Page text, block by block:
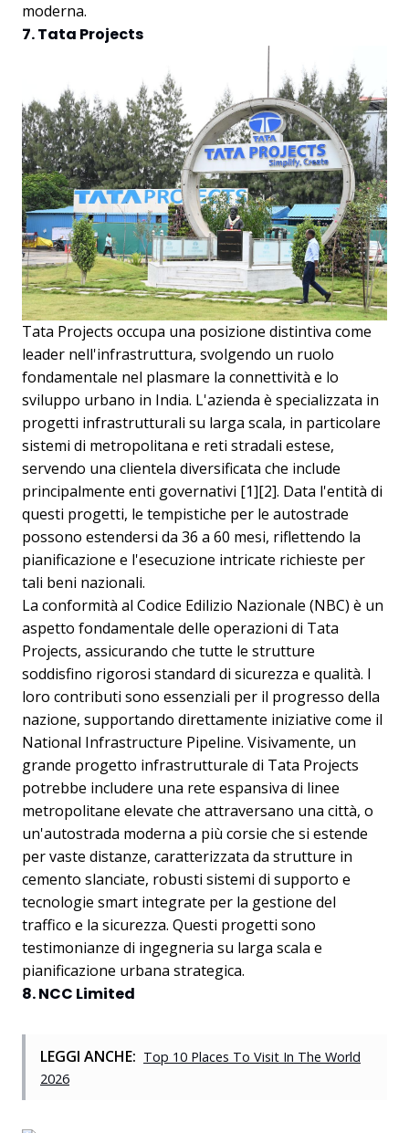
moderna.
7. Tata Projects
Tata Projects occupa una posizione distintiva come
leader nell'infrastruttura, svolgendo un ruolo
fondamentale nel plasmare la connettività e lo
sviluppo urbano in India. L'azienda è specializzata in
progetti infrastrutturali su larga scala, in particolare
sistemi di metropolitana e reti stradali estese,
servendo una clientela diversificata che include
principalmente enti governativi [1][2]. Data l'entità di
questi progetti, le tempistiche per le autostrade
possono estendersi da 36 a 60 mesi, riflettendo la
pianificazione e l'esecuzione intricate richieste per
tali beni nazionali.
La conformità al Codice Edilizio Nazionale (NBC) è un
aspetto fondamentale delle operazioni di Tata
Projects, assicurando che tutte le strutture
soddisfino rigorosi standard di sicurezza e qualità. I
loro contributi sono essenziali per il progresso della
nazione, supportando direttamente iniziative come il
National Infrastructure Pipeline. Visivamente, un
grande progetto infrastrutturale di Tata Projects
potrebbe includere una rete espansiva di linee
metropolitane elevate che attraversano una città, o
un'autostrada moderna a più corsie che si estende
per vaste distanze, caratterizzata da strutture in
cemento slanciate, robusti sistemi di supporto e
tecnologie smart integrate per la gestione del
traffico e la sicurezza. Questi progetti sono
testimonianze di ingegneria su larga scala e
pianificazione urbana strategica.
8. NCC Limited
LEGGI ANCHE: Top 10 Places To Visit In The World
2026